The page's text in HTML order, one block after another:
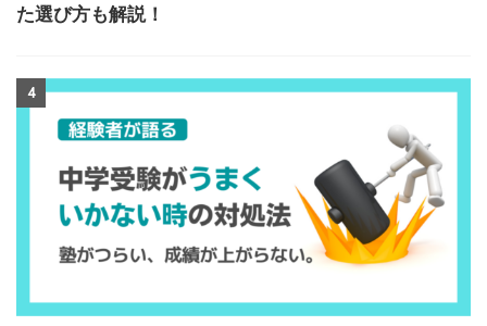
た選び方も解説！
4